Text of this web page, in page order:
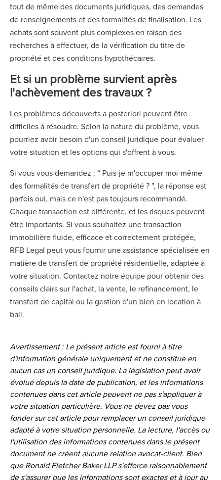
tout de même des documents juridiques, des demandes
de renseignements et des formalités de finalisation. Les
achats sont souvent plus complexes en raison des
recherches à effectuer, de la vérification du titre de
propriété et des conditions hypothécaires.
Et si un problème survient après
l'achèvement des travaux ?
Les problèmes découverts a posteriori peuvent être
difficiles à résoudre. Selon la nature du problème, vous
pourriez avoir besoin d'un conseil juridique pour évaluer
votre situation et les options qui s'offrent à vous.
Si vous vous demandez : “ Puis-je m'occuper moi-même
des formalités de transfert de propriété ? ”, la réponse est
parfois oui, mais ce n'est pas toujours recommandé.
Chaque transaction est différente, et les risques peuvent
être importants. Si vous souhaitez une transaction
immobilière fluide, efficace et correctement protégée,
RFB Legal peut vous fournir une assistance spécialisée en
matière de transfert de propriété résidentielle, adaptée à
votre situation. Contactez notre équipe pour obtenir des
conseils clairs sur l'achat, la vente, le refinancement, le
transfert de capital ou la gestion d'un bien en location à
bail.
Avertissement : Le présent article est fourni à titre
d'information générale uniquement et ne constitue en
aucun cas un conseil juridique. La législation peut avoir
évolué depuis la date de publication, et les informations
contenues dans cet article peuvent ne pas s'appliquer à
votre situation particulière. Vous ne devez pas vous
fonder sur cet article pour remplacer un conseil juridique
adapté à votre situation personnelle. La lecture, l'accès ou
l'utilisation des informations contenues dans le présent
document ne créent aucune relation avocat-client. Bien
que Ronald Fletcher Baker LLP s'efforce raisonnablement
de s'assurer que les informations sont exactes et à jour au